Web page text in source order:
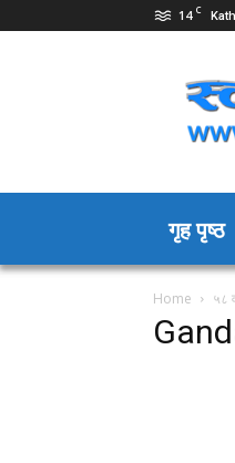
14 C
गृह पृष्ठ
Home ५८